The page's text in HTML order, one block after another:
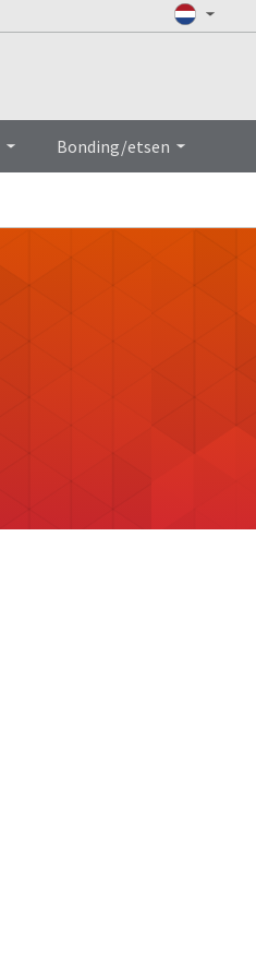
Bonding/etsen